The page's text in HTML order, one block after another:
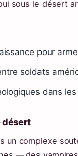
sous le désert
pour
soldats
dans
désert
un complexe